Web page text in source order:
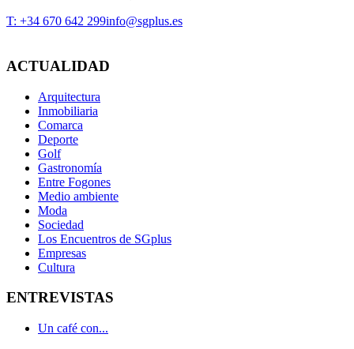
T: +34 670 642 299info@sgplus.es
ACTUALIDAD
Arquitectura
Inmobiliaria
Comarca
Deporte
Golf
Gastronomía
Entre Fogones
Medio ambiente
Moda
Sociedad
Los Encuentros de SGplus
Empresas
Cultura
ENTREVISTAS
Un café con...